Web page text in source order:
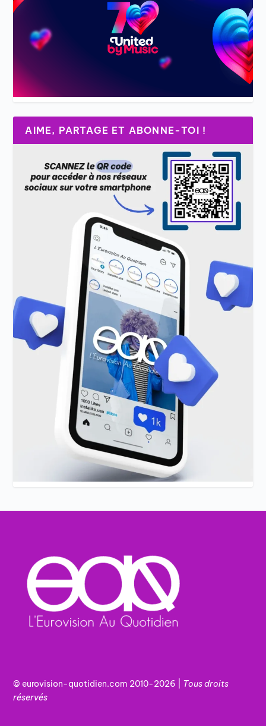
AIME, PARTAGE ET ABONNE-TOI !
© eurovision-quotidien.com 2010-2026 | Tousdroits
réservés